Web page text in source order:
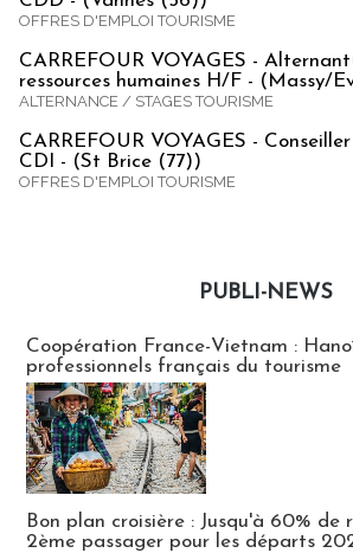
OFFRES D'EMPLOI TOURISME
CARREFOUR VOYAGES -
ressources humaines H/F - (Massy/
ALTERNANCE / STAGES TOURISME
CARREFOUR VOYAGES -
CDI - (St Brice (77))
OFFRES D'EMPLOI TOURISME
PUBLI-NEWS
Coopération France-Vietnam :
professionnels français du tourisme
Bon plan croisière : Jusqu'à 60% de
2ème passager pour les départs